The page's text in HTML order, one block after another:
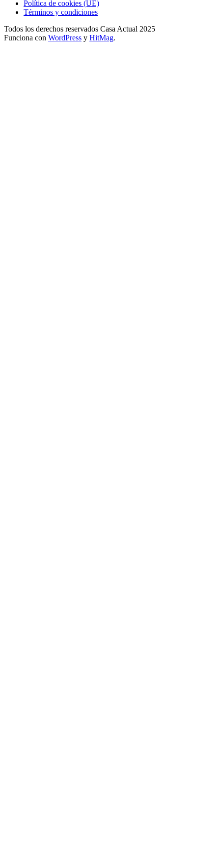
Política de cookies (UE)
Términos y condiciones
Todos los derechos reservados Casa Actual 2025
Funciona con WordPress y HitMag.